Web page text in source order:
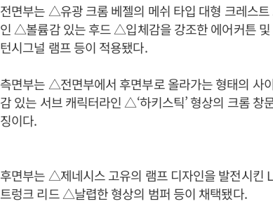
전면부는 △유광 크롬 베젤의 메쉬 타입 대형 크레스
인 △볼륨감 있는 후드 △입체감을 강조한 에어커튼
턴시그널 램프 등이 적용됐다.
측면부는 △전면부에서 후면부로 올라가는 형태의 사
감 있는 서브 캐릭터라인 △‘하키스틱’ 형상의 크롬
징이다.
후면부는 △제네시스 고유의 램프 디자인을 발전시킨
트렁크 리드 △날렵한 형상의 범퍼 등이 채택됐다.